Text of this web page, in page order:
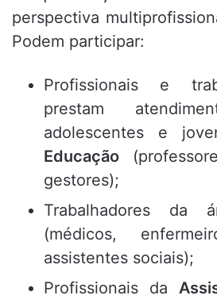
perspectiva
Podem participar:
Profissionais e
prestam
adolescentes e
Educação
gestores);
Trabalhadores da
(médicos,
assistentes sociais);
Profissionais da